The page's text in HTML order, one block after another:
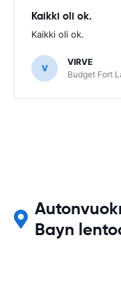
Kaikki oli ok.
Kaikki oli ok.
V
VIRVE
Budget Fort
Bayn